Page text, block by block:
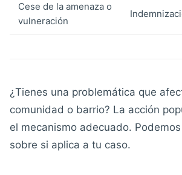
Cese de la amenaza o
vulneración
¿Tienes una problemática que
comunidad o barrio? La acción
el mecanismo adecuado.
sobre si aplica a tu caso.